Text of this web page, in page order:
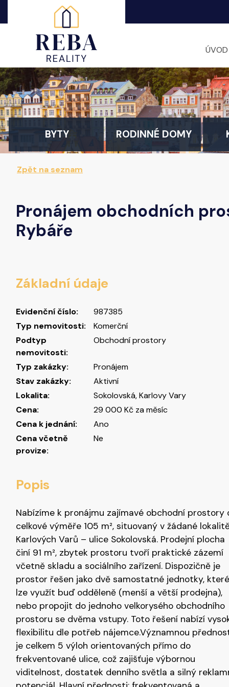
ÚVOD
BYTY RODINNÉ DOMY
Zpět na seznam
Pronájem obchodních
Rybáře
Základní údaje
Evidenční číslo:
987385
Typ nemovitosti:
Komerční
Podtyp
nemovitosti:
Obchodní prostory
Typ zakázky:
Pronájem
Stav zakázky:
Aktivní
Lokalita:
Sokolovská, Karlovy Vary
Cena:
29 000 Kč za měsíc
Cena k jednání:
Ano
Cena včetně
provize:
Ne
Popis
Nabízíme k pronájmu zajímavé obchodní prostory
celkové výměře 105 m², situovaný v žádané
Karlových Varů – ulice Sokolovská. Prodejní plocha
činí 91 m², zbytek prostoru tvoří praktické zázemí
včetně skladu a sociálního zařízení. Dispozičně je
prostor řešen jako dvě samostatné jednotky, které
lze využít buď odděleně (menší a větší prodejna),
nebo propojit do jednoho velkorysého obchodního
prostoru se dvěma vstupy. Toto řešení nabízí
flexibilitu dle potřeb nájemce.Významnou
je celkem 5 výloh orientovaných přímo do
frekventované ulice, což zajišťuje výbornou
viditelnost, dostatek denního světla a silný